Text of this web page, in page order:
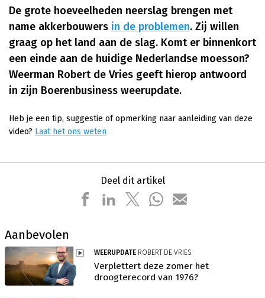
De grote hoeveelheden neerslag brengen met
name akkerbouwers in de problemen. Zij willen
graag op het land aan de slag. Komt er binnenkort
een einde aan de huidige Nederlandse moesson?
Weerman Robert de Vries geeft hierop antwoord
in zijn Boerenbusiness weerupdate.
Heb je een tip, suggestie of opmerking naar aanleiding van deze
video? Laat het ons weten
Deel dit artikel
Aanbevolen
WEERUPDATE ROBERT DE VRIES
Verplettert deze zomer het
droogterecord van 1976?